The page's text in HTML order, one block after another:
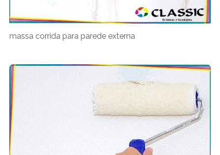
massa corrida para parede externa